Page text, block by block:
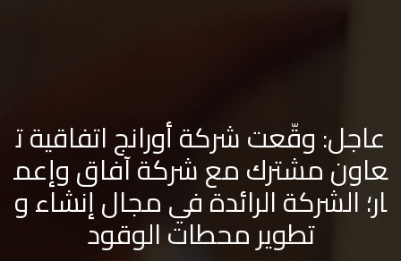
عاجل: وقّعت شركة أورانج اتفاقية ت
عاون مشترك مع شركة آفاق وإعم
ار؛ الشركة الرائدة في مجال إنشاء و
تطوير محطات الوقود